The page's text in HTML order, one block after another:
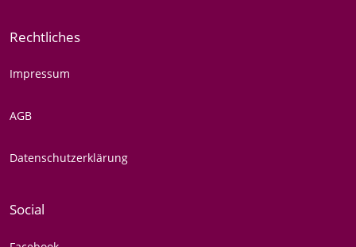
Rechtliches
Impressum
AGB
Datenschutzerklärung
Social